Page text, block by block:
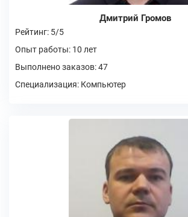
Дмитрий Громов
Рейтинг: 5/5
Опыт работы: 10 лет
Выполнено заказов: 47
Специализация: Компьютер